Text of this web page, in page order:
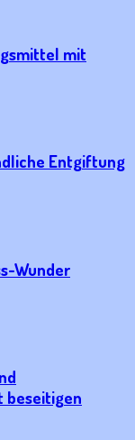
mit
Entgiftung
Wunder
beseitigen